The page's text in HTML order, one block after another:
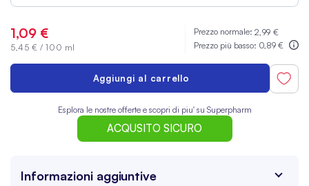
1,09 €
5,45 € /100 ml
Prezzo normale: 2,99 €
Prezzo più basso: 0,89 €
Aggiungi al carrello
Esplora le nostre offerte e scopri di piu' su Superpharm
ACQUSITO SICURO
Informazioni aggiuntive